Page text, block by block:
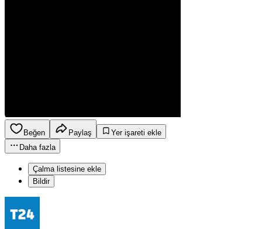
Beğen Paylaş
Yer işareti ekle
Daha fazla
Çalma listesine ekle
Bildir